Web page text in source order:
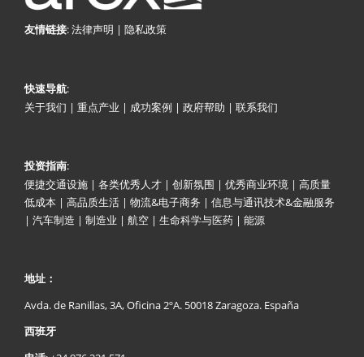
友情链接:法律声明 | 隐私政策
快速导航:
关于我们 | 重点产业 | 成功案例 | 政府帮助 | 联系我们
投资指南:
便捷交通设施 | 各类优秀人才 | 创新氛围 | 优秀商业环境 | 高质量
低成本 | 高品质生活 | 物流&电子商务 | 信息与通讯技术&金融服务
| 汽车制造 | 制造业 | 航空 | 生命科学与医药 | 能源
地址：
Avda. de Ranillas, 3A, Oficina 2ºA. 50018 Zaragoza. España
西班牙